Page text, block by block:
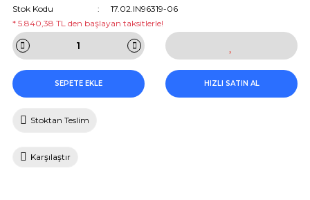
Stok Kodu
17.02.IN96319-06
* 5.840,38 TL den başlayan taksitlerle!
SEPETE EKLE HIZLI SATIN AL
Stoktan Teslim
Karşılaştır